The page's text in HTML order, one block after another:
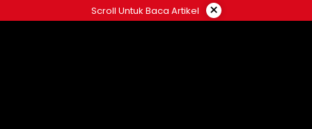
ke
Scroll Untuk Baca Artikel ×